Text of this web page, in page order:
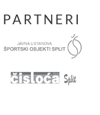
PARTNERI